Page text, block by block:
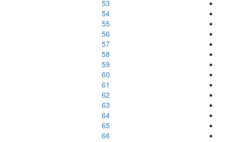
53
54
55
56
57
58
59
60
61
62
63
64
65
66